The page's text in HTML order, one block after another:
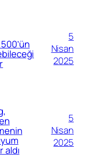
5
Nisan
2025
aldı
5
Nisan
2025